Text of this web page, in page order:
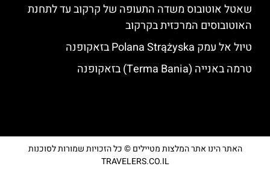
שאטל אוטובוס משדה התעופה של קרקוב עד לתחנת
האוטובוסים המרכזית בקרקוב
טיול אל עמק Polana Strążyska בזאקופנה
טרמה באנייה (Terma Bania) בזאקופנה
האתר הינו אתר המלצות מטיילים © כל הזכויות שמורות לסוכנות
TRAVELERS.CO.IL